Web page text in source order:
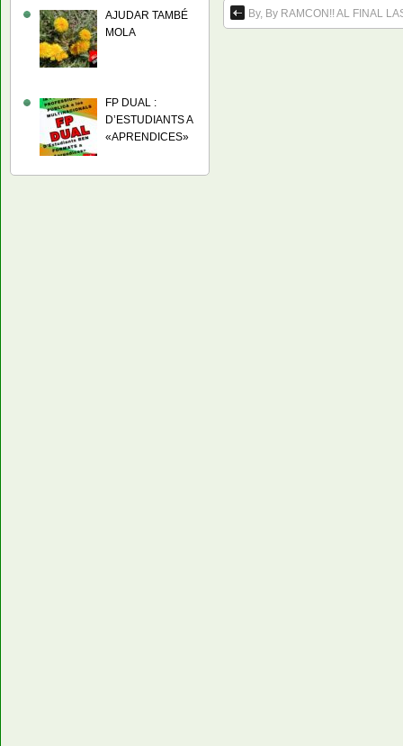
By, By RAMCON!! AL FINAL
AJUDAR TAMBÉ
MOLA
FP DUAL :
D’ESTUDIANTS A
«APRENDICES»